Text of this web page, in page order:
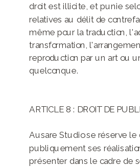
droit est illicite, et punie
relatives au délit de
même pour la traduction,
transformation,
reproduction par un art ou
quelconque.
ARTICLE 8 : DROIT DE
Ausare Studio se réserve
publiquement ses
présenter dans le cadre de